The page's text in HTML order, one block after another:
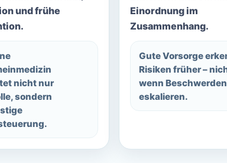
und frühe
nicht nur
sondern
Einordnung im
Zusammenhang.
Gute Vorsorge
Risiken früher –
wenn Beschwerden
eskalieren.